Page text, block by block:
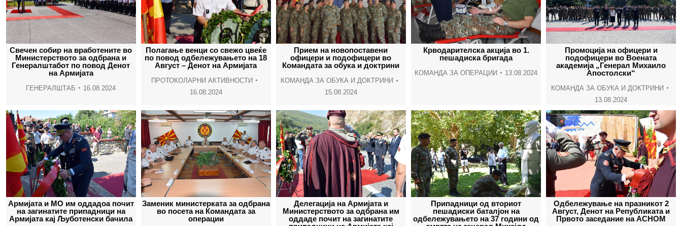
Свечен собир на вработените во
Министерството за одбрана и
Генералштабот по повод Денот
на Армијата
ГЕНЕРАЛШТАБ 16.08.2024
Полагање венци со свежо цвеќе
по повод одбележувањето на 18
Август – Денот на Армијата
ПРОТОКОЛАРНИ АКТИВНОСТИ
16.08.2024
Прием на новопоставени
офицери и подофицери во
Командата за обука и доктрини
КОМАНДА ЗА ОБУКА И ДОКТРИНИ
15.08.2024
Крводарителска акција во 1.
пешадиска бригада
КОМАНДА ЗА ОПЕРАЦИИ 13.08.2024
Промоција на офицери и
подофицери во Воената
академија „Генерал Михаило
Апостолски“
КОМАНДА ЗА ОБУКА И ДОКТРИНИ
13.08.2024
Армијата и МО им оддадоа почит
на загинатите припадници на
Армијата кај Љуботенски бачила
Заменик министерката за одбрана
во посета на Командата за
операции
Делегациja на Армијата и
Министерството за одбрана им
оддаде почит на загинатите
Припадници од вториот
пешадиски баталјон на
одбележувањето на 37 години од
Одбележување на празникот 2
Август, Денот на Републиката и
Првото заседание на АСНОМ